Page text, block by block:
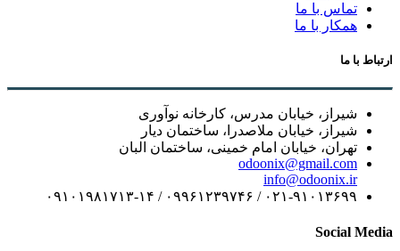
تماس با ما
همکار با ما
ارتباط با ما
شیراز، خیابان مدرس، کارخانه نوآوری
شیراز، خیابان ملاصدرا، ساختمان دیار
تهران، خیابان امام خمینی، ساختمان البان
odoonix@gmail.com
info@odoonix.ir
۰۲۱-۹۱۰۱۳۶۹۹ / ۰۹۹۶۱۲۳۹۷۴۶ / ۰۹۱۰۱۹۸۱۷۱۳-۱۴
Social Media